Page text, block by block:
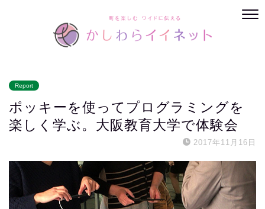
Report
ポッキーを使ってプログラミングを
楽しく学ぶ。大阪教育大学で体験会
2017年11月16日